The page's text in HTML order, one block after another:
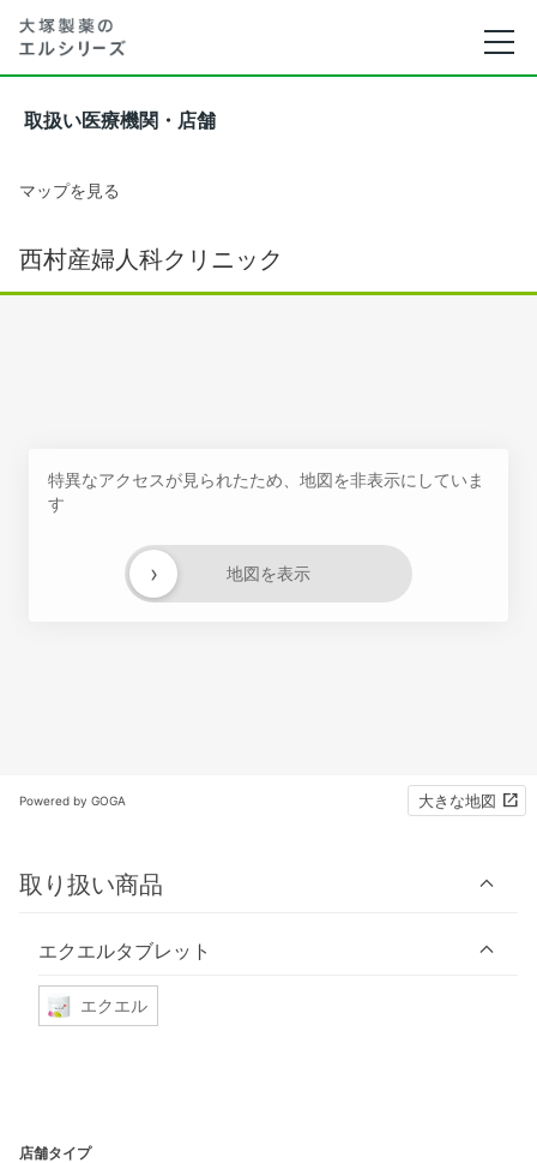
取扱い医療機関・店舗
マップを見る
西村産婦人科クリニック
特異なアクセスが見られたため、地図を非表示にしていま
す
地図を表示
›
Powered by GOGA 大きな地図
取り扱い商品
エクエルタブレット
エクエル
店舗タイプ